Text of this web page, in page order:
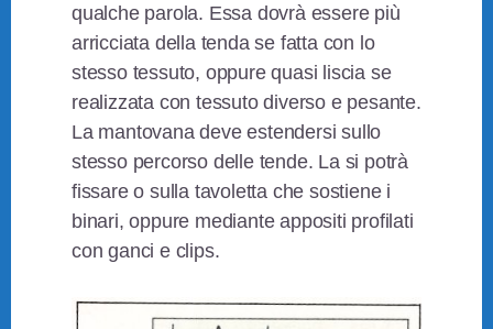
qualche parola. Essa dovrà essere più
arricciata della tenda se fatta con lo
stesso tessuto, oppure quasi liscia se
realizzata con tessuto diverso e pesante.
La mantovana deve estendersi sullo
stesso percorso delle tende. La si potrà
fissare o sulla tavoletta che sostiene i
binari, oppure mediante appositi profilati
con ganci e clips.